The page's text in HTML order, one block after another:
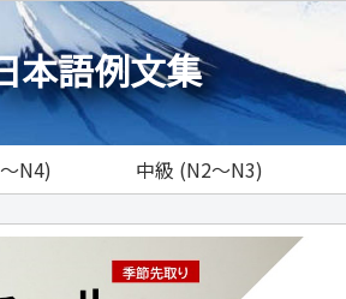
本語例文集
N4) 中級 (N2～N3)